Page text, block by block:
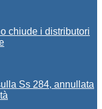
chiude i distributori
Ss 284, annullata